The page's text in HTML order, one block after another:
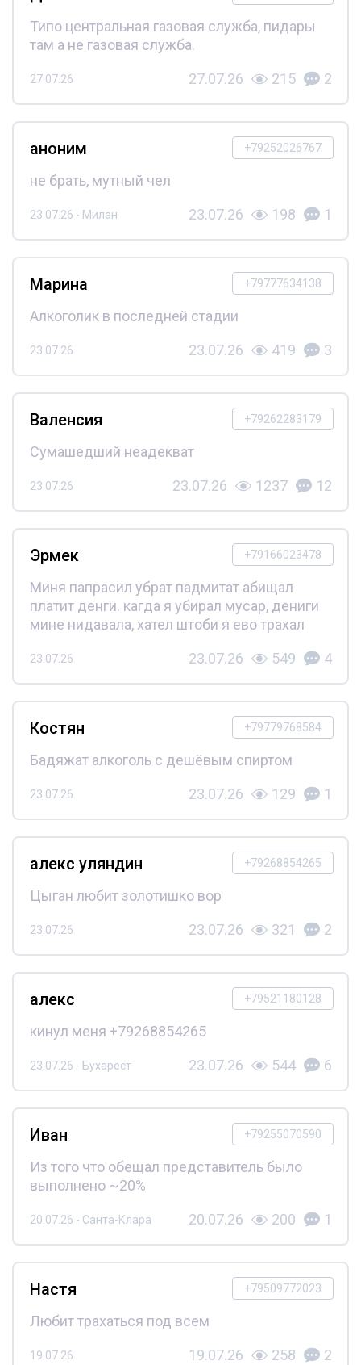
Типо центральная газовая служба, пидары
там а не газовая служба.
27.07.26 27.07.26 215 2
+79252026767
аноним
не брать, мутный чел
23.07.26 - Милан 23.07.26 198 1
+79777634138
Марина
Алкоголик в последней стадии
23.07.26 23.07.26 419 3
+79262283179
Валенсия
Сумашедший неадекват
23.07.26 23.07.26 1237 12
+79166023478
Эрмек
Миня папрасил убрат падмитат абищал
платит денги. кагда я убирал мусар, дениги
мине нидавала, хател штоби я ево трахал
23.07.26 23.07.26 549 4
+79779768584
Костян
Бадяжат алкоголь с дешёвым спиртом
23.07.26 23.07.26 129 1
+79268854265
алекс уляндин
Цыган любит золотишко вор
23.07.26 23.07.26 321 2
+79521180128
алекс
кинул меня +79268854265
23.07.26 - Бухарест 23.07.26 544 6
+79255070590
Иван
Из того что обещал представитель было
выполнено ~20%
20.07.26 - Санта-Клара 20.07.26 200 1
+79509772023
Настя
Любит трахаться под всем
19.07.26 19.07.26 258 2